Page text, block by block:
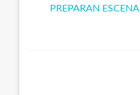
anterior
PREPARAN